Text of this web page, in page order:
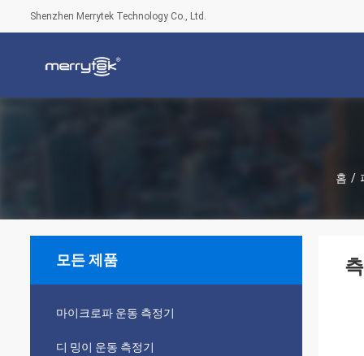
Shenzhen Merrytek Technology Co., Ltd.
홈 /
모든 제품
마이크로파 운동 측정기
디 밍이 운동 측정기